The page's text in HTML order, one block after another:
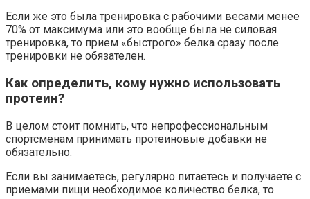
Если же это была тренировка с рабочими весами менее
70% от максимума или это вообще была не силовая
тренировка, то прием «быстрого» белка сразу после
тренировки не обязателен.
Как определить, кому нужно использовать
протеин?
В целом стоит помнить, что непрофессиональным
спортсменам принимать протеиновые добавки не
обязательно.
Если вы занимаетесь, регулярно питаетесь и получаете с
приемами пищи необходимое количество белка, то